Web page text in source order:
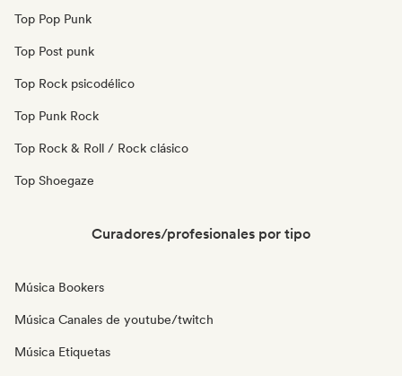
Top Pop Punk
Top Post punk
Top Rock psicodélico
Top Punk Rock
Top Rock & Roll / Rock clásico
Top Shoegaze
Curadores/profesionales por tipo
Música Bookers
Música Canales de youtube/twitch
Música Etiquetas